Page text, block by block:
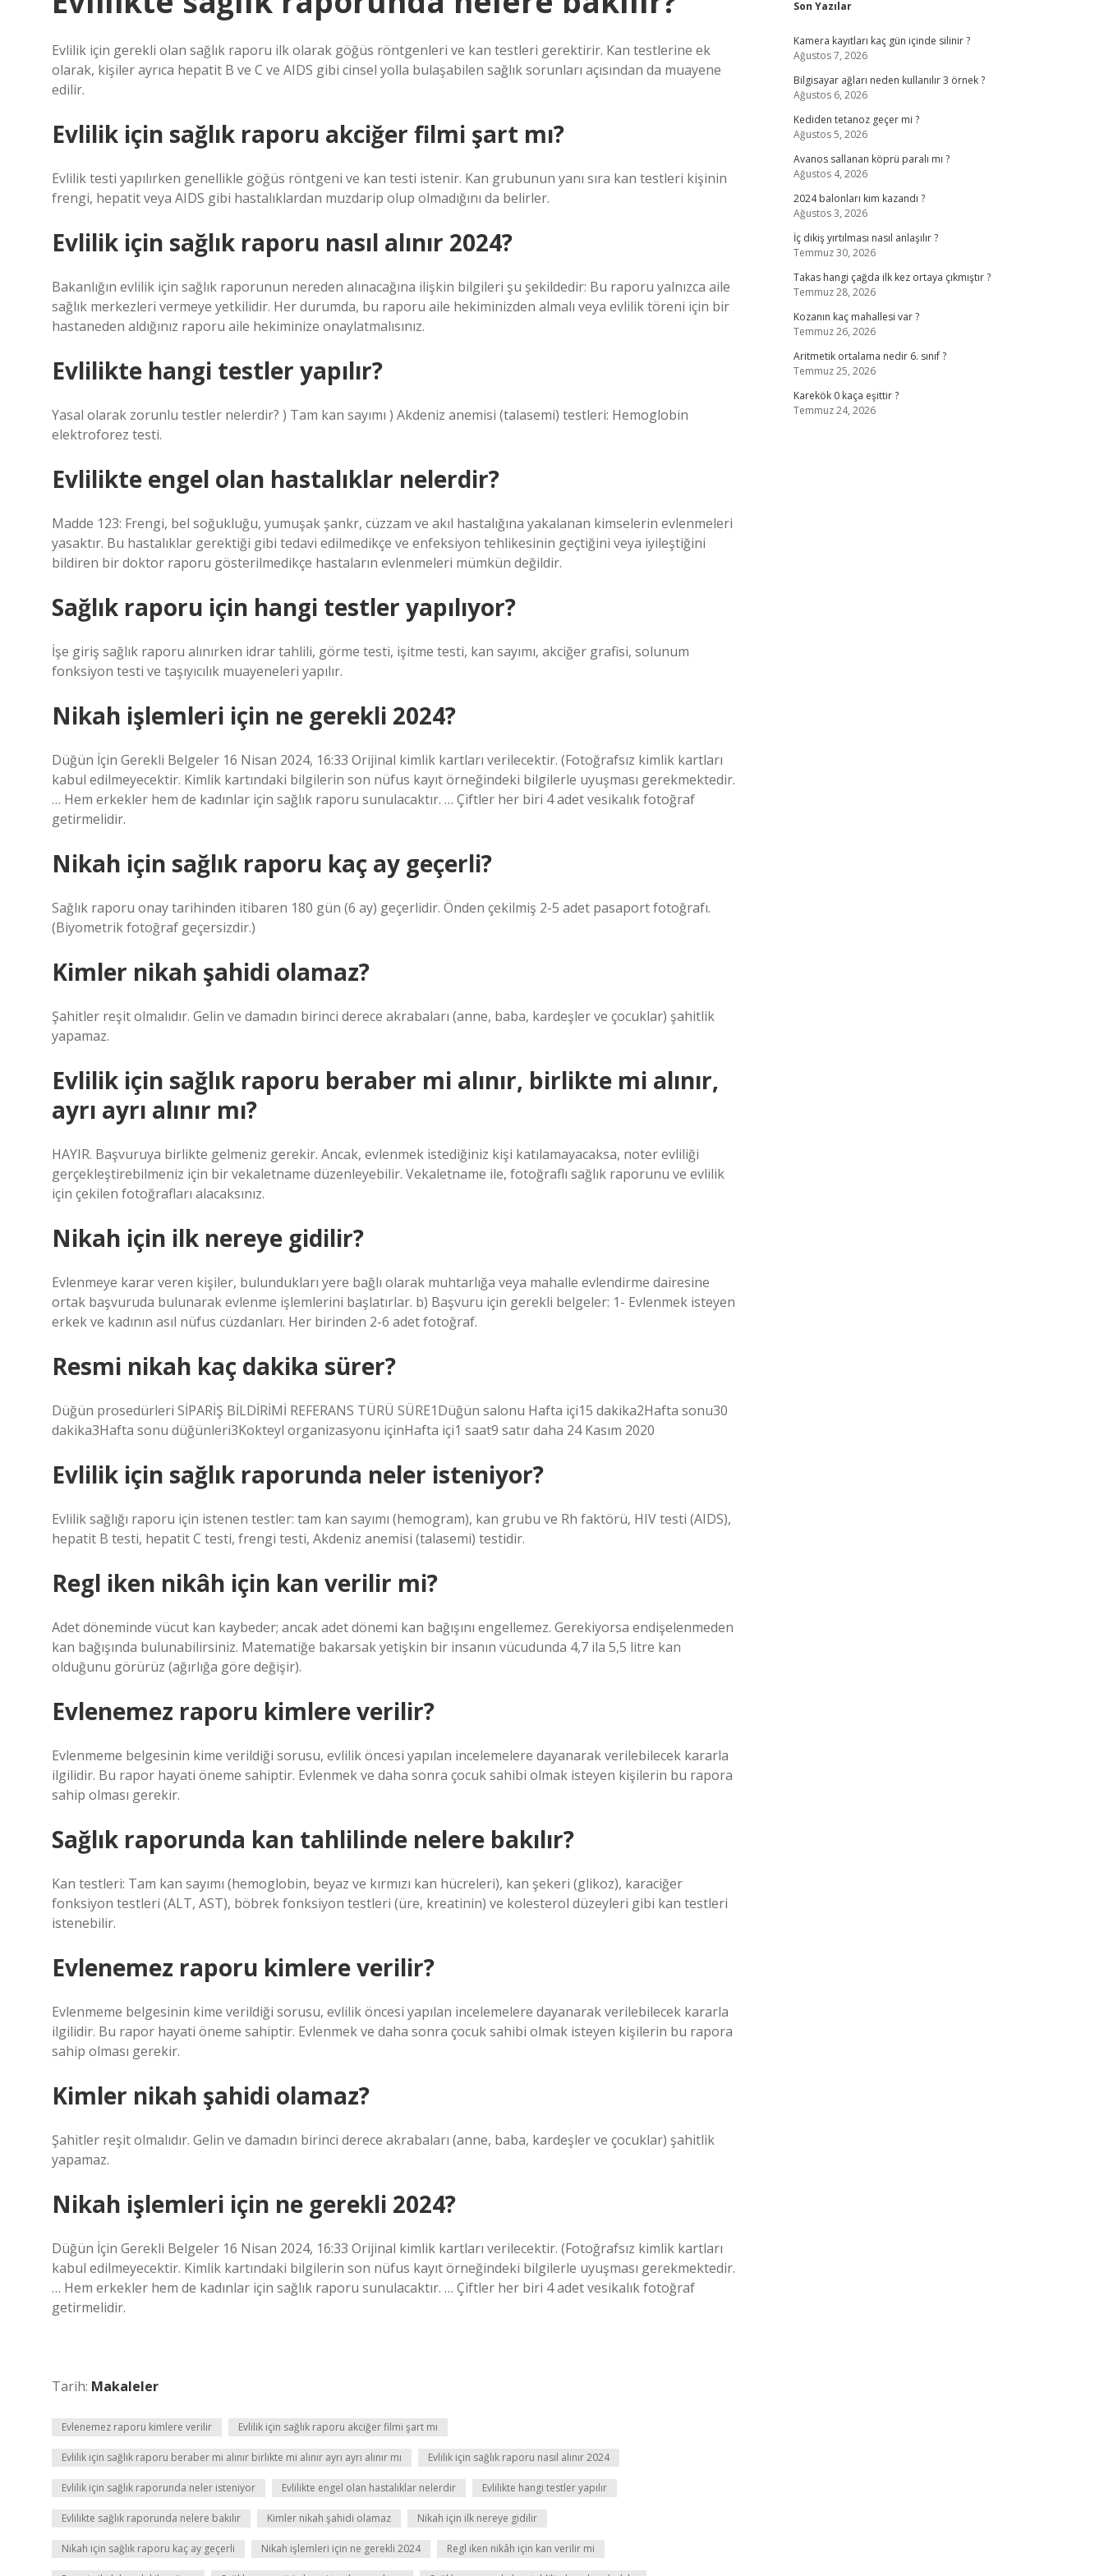
Evlilik için gerekli olan sağlık raporu ilk olarak göğüs röntgenleri ve kan testleri gerektirir. Kan testlerine ek
olarak, kişiler ayrıca hepatit B ve C ve AIDS gibi cinsel yolla bulaşabilen sağlık sorunları açısından da muayene
edilir.
Evlilik için sağlık raporu akciğer filmi şart mı?
Evlilik testi yapılırken genellikle göğüs röntgeni ve kan testi istenir. Kan grubunun yanı sıra kan testleri kişinin
frengi, hepatit veya AIDS gibi hastalıklardan muzdarip olup olmadığını da belirler.
Evlilik için sağlık raporu nasıl alınır 2024?
Bakanlığın evlilik için sağlık raporunun nereden alınacağına ilişkin bilgileri şu şekildedir: Bu raporu yalnızca aile
sağlık merkezleri vermeye yetkilidir. Her durumda, bu raporu aile hekiminizden almalı veya evlilik töreni için bir
hastaneden aldığınız raporu aile hekiminize onaylatmalısınız.
Evlilikte hangi testler yapılır?
Yasal olarak zorunlu testler nelerdir? ) Tam kan sayımı ) Akdeniz anemisi (talasemi) testleri: Hemoglobin
elektroforez testi.
Evlilikte engel olan hastalıklar nelerdir?
Madde 123: Frengi, bel soğukluğu, yumuşak şankr, cüzzam ve akıl hastalığına yakalanan kimselerin evlenmeleri
yasaktır. Bu hastalıklar gerektiği gibi tedavi edilmedikçe ve enfeksiyon tehlikesinin geçtiğini veya iyileştiğini
bildiren bir doktor raporu gösterilmedikçe hastaların evlenmeleri mümkün değildir.
Sağlık raporu için hangi testler yapılıyor?
İşe giriş sağlık raporu alınırken idrar tahlili, görme testi, işitme testi, kan sayımı, akciğer grafisi, solunum
fonksiyon testi ve taşıyıcılık muayeneleri yapılır.
Nikah işlemleri için ne gerekli 2024?
Düğün İçin Gerekli Belgeler 16 Nisan 2024, 16:33 Orijinal kimlik kartları verilecektir. (Fotoğrafsız kimlik kartları
kabul edilmeyecektir. Kimlik kartındaki bilgilerin son nüfus kayıt örneğindeki bilgilerle uyuşması gerekmektedir.
… Hem erkekler hem de kadınlar için sağlık raporu sunulacaktır. … Çiftler her biri 4 adet vesikalık fotoğraf
getirmelidir.
Nikah için sağlık raporu kaç ay geçerli?
Sağlık raporu onay tarihinden itibaren 180 gün (6 ay) geçerlidir. Önden çekilmiş 2-5 adet pasaport fotoğrafı.
(Biyometrik fotoğraf geçersizdir.)
Kimler nikah şahidi olamaz?
Şahitler reşit olmalıdır. Gelin ve damadın birinci derece akrabaları (anne, baba, kardeşler ve çocuklar) şahitlik
yapamaz.
Evlilik için sağlık raporu beraber mi alınır, birlikte mi alınır,
ayrı ayrı alınır mı?
HAYIR. Başvuruya birlikte gelmeniz gerekir. Ancak, evlenmek istediğiniz kişi katılamayacaksa, noter evliliği
gerçekleştirebilmeniz için bir vekaletname düzenleyebilir. Vekaletname ile, fotoğraflı sağlık raporunu ve evlilik
için çekilen fotoğrafları alacaksınız.
Nikah için ilk nereye gidilir?
Evlenmeye karar veren kişiler, bulundukları yere bağlı olarak muhtarlığa veya mahalle evlendirme dairesine
ortak başvuruda bulunarak evlenme işlemlerini başlatırlar. b) Başvuru için gerekli belgeler: 1- Evlenmek isteyen
erkek ve kadının asıl nüfus cüzdanları. Her birinden 2-6 adet fotoğraf.
Resmi nikah kaç dakika sürer?
Düğün prosedürleri SİPARİŞ BİLDİRİMİ REFERANS TÜRÜ SÜRE1Düğün salonu Hafta içi15 dakika2Hafta sonu30
dakika3Hafta sonu düğünleri3Kokteyl organizasyonu içinHafta içi1 saat9 satır daha 24 Kasım 2020
Evlilik için sağlık raporunda neler isteniyor?
Evlilik sağlığı raporu için istenen testler: tam kan sayımı (hemogram), kan grubu ve Rh faktörü, HIV testi (AIDS),
hepatit B testi, hepatit C testi, frengi testi, Akdeniz anemisi (talasemi) testidir.
Regl iken nikâh için kan verilir mi?
Adet döneminde vücut kan kaybeder; ancak adet dönemi kan bağışını engellemez. Gerekiyorsa endişelenmeden
kan bağışında bulunabilirsiniz. Matematiğe bakarsak yetişkin bir insanın vücudunda 4,7 ila 5,5 litre kan
olduğunu görürüz (ağırlığa göre değişir).
Evlenemez raporu kimlere verilir?
Evlenmeme belgesinin kime verildiği sorusu, evlilik öncesi yapılan incelemelere dayanarak verilebilecek kararla
ilgilidir. Bu rapor hayati öneme sahiptir. Evlenmek ve daha sonra çocuk sahibi olmak isteyen kişilerin bu rapora
sahip olması gerekir.
Sağlık raporunda kan tahlilinde nelere bakılır?
Kan testleri: Tam kan sayımı (hemoglobin, beyaz ve kırmızı kan hücreleri), kan şekeri (glikoz), karaciğer
fonksiyon testleri (ALT, AST), böbrek fonksiyon testleri (üre, kreatinin) ve kolesterol düzeyleri gibi kan testleri
istenebilir.
Evlenemez raporu kimlere verilir?
Evlenmeme belgesinin kime verildiği sorusu, evlilik öncesi yapılan incelemelere dayanarak verilebilecek kararla
ilgilidir. Bu rapor hayati öneme sahiptir. Evlenmek ve daha sonra çocuk sahibi olmak isteyen kişilerin bu rapora
sahip olması gerekir.
Kimler nikah şahidi olamaz?
Şahitler reşit olmalıdır. Gelin ve damadın birinci derece akrabaları (anne, baba, kardeşler ve çocuklar) şahitlik
yapamaz.
Nikah işlemleri için ne gerekli 2024?
Düğün İçin Gerekli Belgeler 16 Nisan 2024, 16:33 Orijinal kimlik kartları verilecektir. (Fotoğrafsız kimlik kartları
kabul edilmeyecektir. Kimlik kartındaki bilgilerin son nüfus kayıt örneğindeki bilgilerle uyuşması gerekmektedir.
… Hem erkekler hem de kadınlar için sağlık raporu sunulacaktır. … Çiftler her biri 4 adet vesikalık fotoğraf
getirmelidir.
Tarih: Makaleler
Evlenemez raporu kimlere verilir Evlilik için sağlık raporu akciğer filmi şart mı
Evlilik için sağlık raporu beraber mi alınır birlikte mi alınır ayrı ayrı alınır mı Evlilik için sağlık raporu nasıl alınır 2024
Evlilik için sağlık raporunda neler isteniyor Evlilikte engel olan hastalıklar nelerdir Evlilikte hangi testler yapılır
Evlilikte sağlık raporunda nelere bakılır Kimler nikah şahidi olamaz Nikah için ilk nereye gidilir
Nikah için sağlık raporu kaç ay geçerli Nikah işlemleri için ne gerekli 2024 Regl iken nikâh için kan verilir mi
Son Yazılar
Kamera kayıtları kaç gün içinde silinir ?
Ağustos 7, 2026
Bilgisayar ağları neden kullanılır 3 örnek ?
Ağustos 6, 2026
Kediden tetanoz geçer mi ?
Ağustos 5, 2026
Avanos sallanan köprü paralı mı ?
Ağustos 4, 2026
2024 balonları kim kazandı ?
Ağustos 3, 2026
İç dikiş yırtılması nasıl anlaşılır ?
Temmuz 30, 2026
Takas hangi çağda ilk kez ortaya çıkmıştır ?
Temmuz 28, 2026
Kozanın kaç mahallesi var ?
Temmuz 26, 2026
Aritmetik ortalama nedir 6. sınıf ?
Temmuz 25, 2026
Karekök 0 kaça eşittir ?
Temmuz 24, 2026